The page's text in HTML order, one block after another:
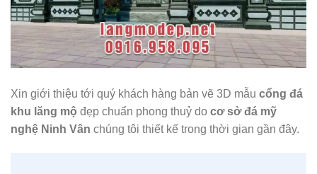
Xin giới thiệu tới quý khách hàng bản vẽ 3D mẫu cổng đá
khu lăng mộ đẹp chuẩn phong thuỷ do cơ sở đá mỹ
nghệ Ninh Vân chúng tôi thiết kế trong thời gian gần đây.